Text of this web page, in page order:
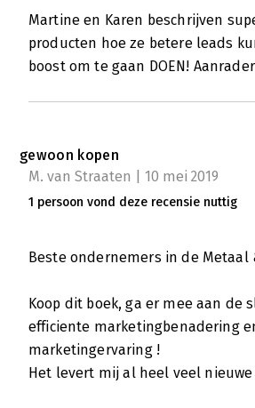
Martine en Karen beschrijven
producten hoe ze betere leads
boost om te gaan DOEN!
gewoon kopen
M. van Straaten | 10 mei 2019
1 persoon vond deze recensie nuttig
Beste ondernemers in de Metaal
Koop dit boek, ga er mee aan
efficiente marketingbenadering
marketingervaring !
Het levert mij al heel veel